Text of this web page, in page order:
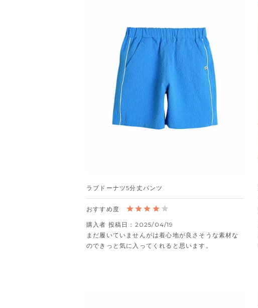
ラブドーナツ5分丈パンツ
購入者 投稿日
2025/04/19
まだ履いていませんがは着心地が良さそうな素材な
のできっと気に入ってくれると思います。